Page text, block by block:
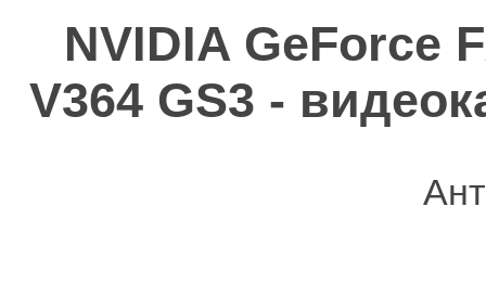
NVIDIA GeForce
V364 GS3 -